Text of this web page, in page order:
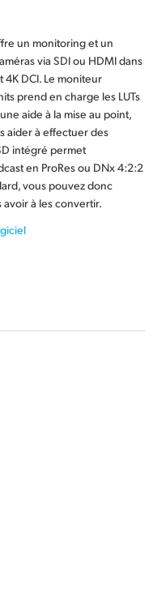
un monitoring et un
via SDI ou HDMI dans
4K DCI. Le moniteur
prend en charge les LUTs
aide à la mise au point,
aider à effectuer des
intégré permet
en ProRes ou DNx 4:2:2
vous pouvez donc
à les convertir.